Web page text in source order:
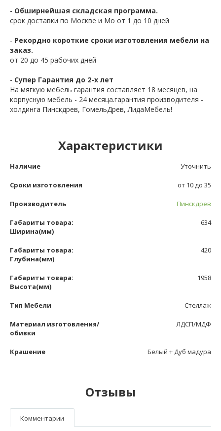
- Обширнейшая складская программа.
срок доставки по Москве и Мо от 1 до 10 дней
- Рекордно короткие сроки изготовления мебели на
заказ.
от 20 до 45 рабочих дней
- Супер Гарантия до 2-х лет
На мягкую мебель гарантия составляет 18 месяцев, на
корпусную мебель - 24 месяца.гарантия производителя -
холдинга Пинскдрев, ГомельДрев, ЛидаМебель!
Характеристики
Наличие Уточнить
Сроки изготовления от 10 до 35
Производитель Пинскдрев
Габариты товара:
Ширина(мм)
634
Габариты товара:
Глубина(мм)
420
Габариты товара:
Высота(мм)
1958
Тип Мебели Стеллаж
Материал изготовления/
обивки
ЛДСП/МДФ
Крашение Белый + Дуб мадура
Отзывы
Комментарии